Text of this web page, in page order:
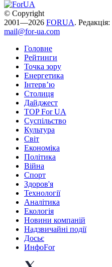
© Copyright
2001—2026 FORUA. Редакція:
mail@for-ua.com
Головне
Рейтинги
Точка зору
Енергетика
Інтерв’ю
Столиця
Дайджест
TOP For UA
Суспiльство
Культура
Світ
Економіка
Політика
Війна
Спорт
Здоров'я
Технології
Аналітика
Екологія
Новини компаній
Надзвичайні події
Досьє
ИнфоFor